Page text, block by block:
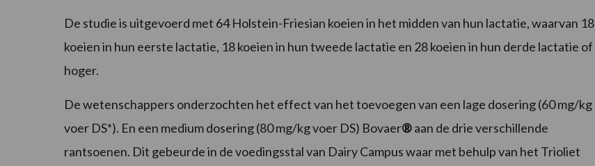
De studie is uitgevoerd met 64 Holstein-Friesian koeien in het midden van hun lactatie, waarvan 18
koeien in hun eerste lactatie, 18 koeien in hun tweede lactatie en 28 koeien in hun derde lactatie of
hoger.
De wetenschappers onderzochten het effect van het toevoegen van een lage dosering (60 mg/kg
voer DS*). En een medium dosering (80 mg/kg voer DS) Bovaer®aan de drie verschillende
rantsoenen. Dit gebeurde in de voedingsstal van Dairy Campus waar met behulp van het Trioliet